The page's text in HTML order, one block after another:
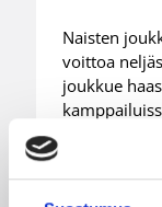
Naisten
voittoa
joukkue